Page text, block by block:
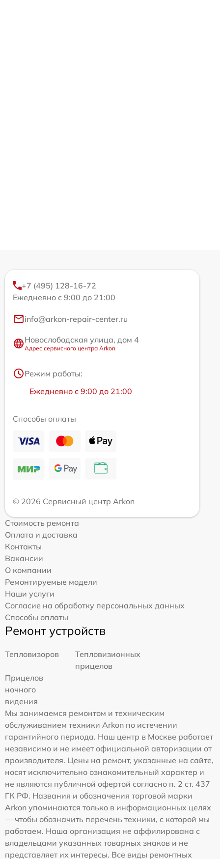
+7 (495) 128-16-72
Ежедневно с 9:00 до 21:00
info@arkon-repair-center.ru
Новослободская улица, дом 4
Адрес сервисного центра Arkon
Режим работы:
Ежедневно с 9:00 до 21:00
Способы оплаты
© 2026 Сервисный центр Arkon
Стоимость ремонта
Оплата и доставка
Контакты
Вакансии
О компании
Ремонтируемые модели
Наши услуги
Согласие на обработку персональных данных
Способы оплаты
Ремонт устройств
Тепловизоров
Тепловизионных
прицелов
Прицелов
ночного
видения
Мы занимаемся ремонтом и техническим
обслуживанием техники Arkon по истечении
гарантийного периода. Наш центр в Москве работает
независимо и не имеет официальной авторизации от
производителя. Цены на ремонт, указанные на сайте,
носят исключительно ознакомительный характер и
не являются публичной офертой согласно п. 2 ст. 437
ГК РФ. Названия и обозначения торговой марки
Arkon упоминаются только в информационных целях
— чтобы обозначить перечень техники, с которой мы
работаем. Наша организация не аффилирована с
владельцами указанных товарных знаков и не
представляет их интересы. Все виды ремонтных